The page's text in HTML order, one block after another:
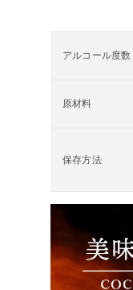
アルコール度数
原材料
保存方法